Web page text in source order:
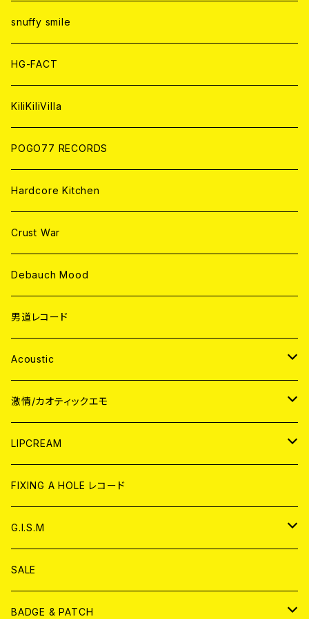
ANALOG
ANALOG
CD
ANALOG
CD
ANALOG
WORLD
CD
ANALOG
snuffy smile
HG-FACT
KiliKiliVilla
POGO77 RECORDS
Hardcore Kitchen
Crust War
Debauch Mood
男道レコード
Acoustic
JAPAN
CD
ANALOG
WORLD
CD
ANALOG
激情/カオティックエモ
JAPAN
CD
ANALOG
WORLD
CD
ANALOG
LIPCREAM
CD
アナログ
DVD
T-shirt & WEAR
FIXING A HOLE レコード
G.I.S.M
CD
ANALOG
SALE
BADGE & PATCH